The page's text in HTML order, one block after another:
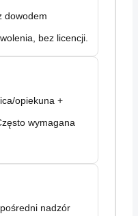
dowodem
bez licencji.
opiekuna +
wymagana
nadzór